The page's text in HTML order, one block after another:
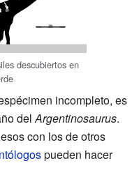
descubiertos en
incompleto, es
delArgentinosaurus.
con los de otros
pueden hacer